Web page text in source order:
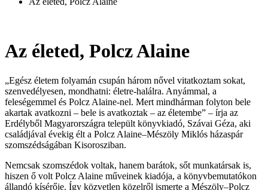
Az életed, Polcz Alaine
„Egész életem folyamán csupán három nővel vitatkoztam sokat,
szenvedélyesen, mondhatni: életre-halálra. Anyámmal, a
feleségemmel és Polcz Alaine-nel. Mert mindhárman folyton bele
akartak avatkozni – bele is avatkoztak – az életembe” – írja az
Erdélyből Magyarországra települt könyvkiadó, Szávai Géza, aki
családjával évekig élt a Polcz Alaine–Mészöly Miklós házaspár
szomszédságában Kisorosziban.
Nemcsak szomszédok voltak, hanem barátok, sőt munkatársak is,
hiszen ő volt Polcz Alaine műveinek kiadója, a könyvbemutatókon
állandó kísérője. Így közvetlen közelről ismerte a Mészöly–Polcz